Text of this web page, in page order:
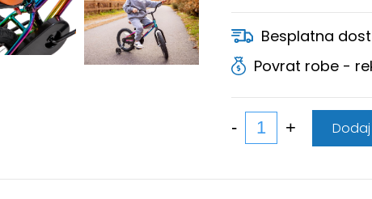
Besplatna
Povrat robe -